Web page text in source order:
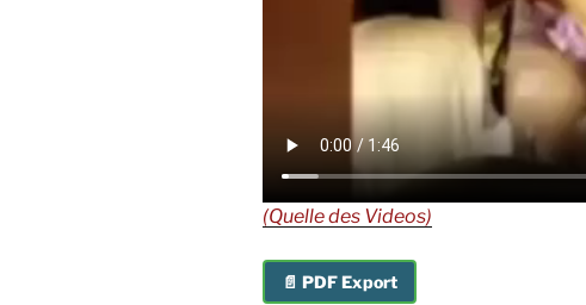
(Quelle des Videos)
📄 PDF Export